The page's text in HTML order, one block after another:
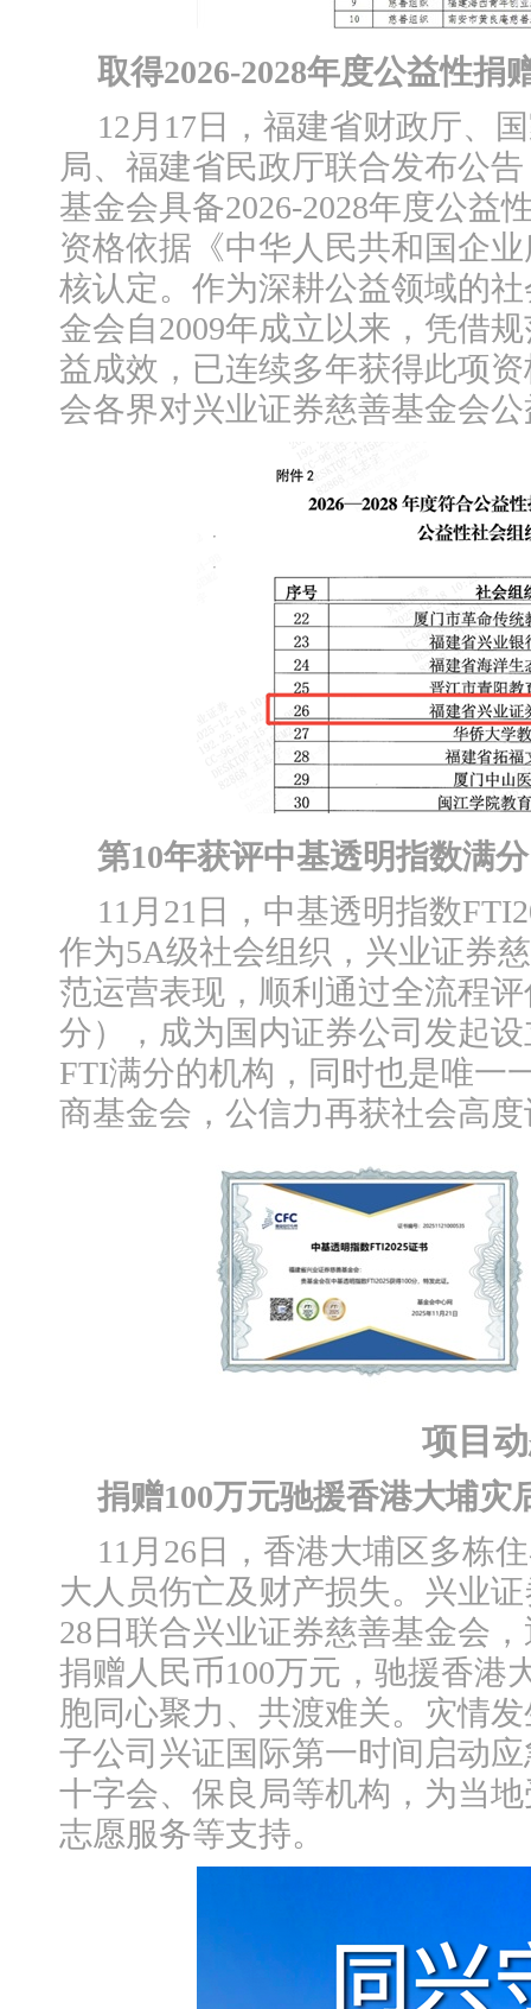
取得2026-2028年度公益性捐
12月17日，福建省财政厅、
局、福建省民政厅联合发布公
基金会具备2026-2028年度公益
资格依据《中华人民共和国企
核认定。作为深耕公益领域的
金会自2009年成立以来，凭借
益成效，已连续多年获得此项
会各界对兴业证券慈善基金会
第10年获评中基透明指数满分
11月21日，中基透明指数
作为5A级社会组织，兴业证券
范运营表现，顺利通过全流程
分），成为国内证券公司发起
FTI满分的机构，同时也是唯一
商基金会，公信力再获社会高
项目
捐赠100万元驰援香港大埔灾
11月26日，香港大埔区多栋
大人员伤亡及财产损失。兴业
28日联合兴业证券慈善基金会
捐赠人民币100万元，驰援香港
胞同心聚力、共渡难关。灾情
子公司兴证国际第一时间启动
十字会、保良局等机构，为当
志愿服务等支持。